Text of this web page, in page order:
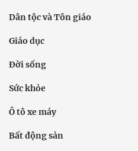
Dân tộc và Tôn giáo
Giáo dục
Đời sống
Sức khỏe
Ô tô xe máy
Bất động sản